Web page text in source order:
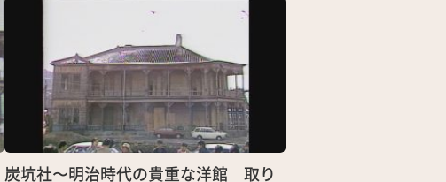
炭坑社〜明治時代の貴重な洋館 取り